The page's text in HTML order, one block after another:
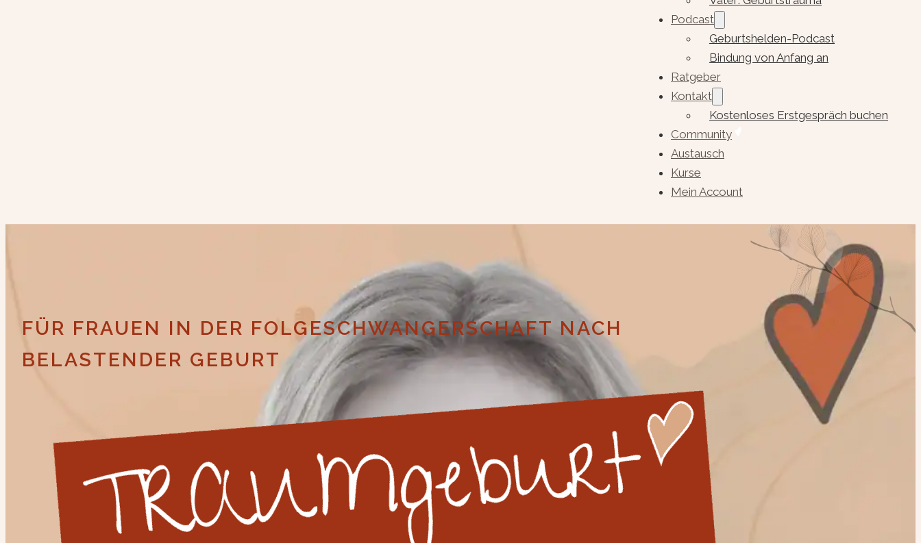
Podcast
Geburtshelden-Podcast
Bindung von Anfang an
Ratgeber
Kontakt
Kostenloses Erstgespräch buchen
Community
Austausch
Kurse
Mein Account
FÜR FRAUEN IN DER FOLGESCHWANGERSCHAFT NACH
BELASTENDER GEBURT